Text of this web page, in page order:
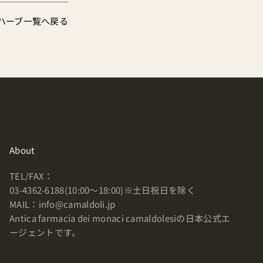
ーブ一覧へ戻る
About
TEL/FAX：
03-4362-6188(10:00〜18:00)※土日祝日を除く
MAIL：info@camaldoli.jp
Antica farmacia dei monaci camaldolesiの日本公式エ
ージェントです。